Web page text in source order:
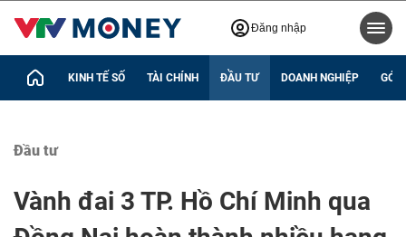
Đăng nhập
KINH TẾ SỐ TÀI CHÍNH ĐẦU TƯ DOANH NGHIỆP GÓC
Đầu tư
Vành đai 3 TP. Hồ Chí Minh qua